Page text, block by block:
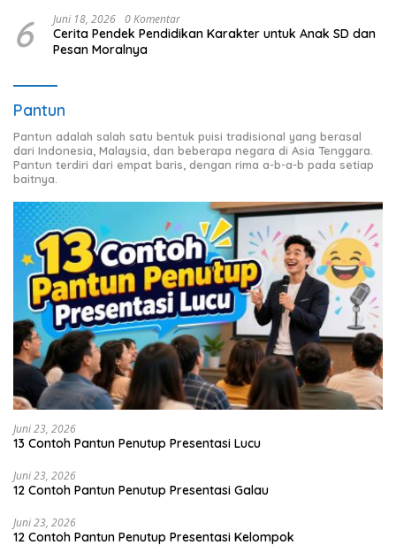
6 Juni 18, 2026 0 Komentar
Cerita Pendek Pendidikan Karakter untuk Anak SD dan
Pesan Moralnya
Pantun
Pantun adalah salah satu bentuk puisi tradisional yang berasal
dari Indonesia, Malaysia, dan beberapa negara di Asia Tenggara.
Pantun terdiri dari empat baris, dengan rima a-b-a-b pada setiap
baitnya.
Juni 23, 2026
13 Contoh Pantun Penutup Presentasi Lucu
Juni 23, 2026
12 Contoh Pantun Penutup Presentasi Galau
Juni 23, 2026
12 Contoh Pantun Penutup Presentasi Kelompok